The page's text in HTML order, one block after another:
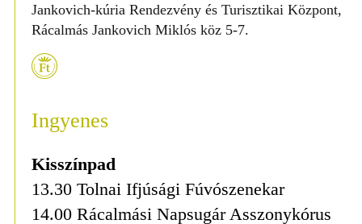
Jankovich-kúria Rendezvény és Turisztikai Központ,
Rácalmás Jankovich Miklós köz 5-7.
Ingyenes
Kisszínpad
13.30 Tolnai Ifjúsági Fúvószenekar
14.00 Rácalmási Napsugár Asszonykórus